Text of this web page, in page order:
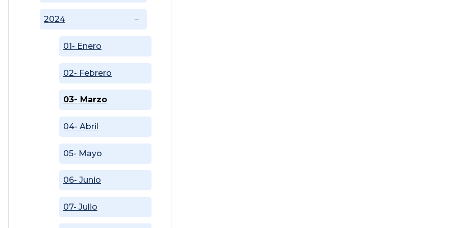
2024
01- Enero
02- Febrero
03- Marzo
04- Abril
05- Mayo
06- Junio
07- Julio